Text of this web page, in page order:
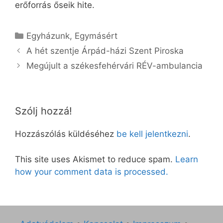
erőforrás őseik hite.
Kategória
Egyházunk, Egymásért
A hét szentje Árpád-házi Szent Piroska
Megújult a székesfehérvári RÉV-ambulancia
Szólj hozzá!
Hozzászólás küldéséhez be kell jelentkezni.
This site uses Akismet to reduce spam. Learn
how your comment data is processed.